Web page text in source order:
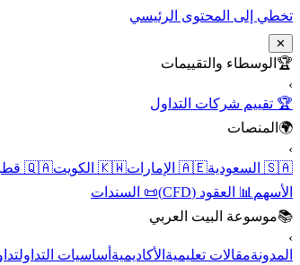
تخطي إلى المحتوى الرئيسي
✕
🏆 الوسطاء والتقييمات
›
🏆 تقييم شركات التداول
🌍 المنصات
›
🇸🇦 السعودية
🇦🇪 الإمارات 🇰🇼 الكويت 🇶🇦 قطر
الأسهم 📊 العقود (CFD)
📜 السندات
📚موسوعة البيت العربي
›
المدونةمقالات تعليمية الأكاديمية أساسيات التداول